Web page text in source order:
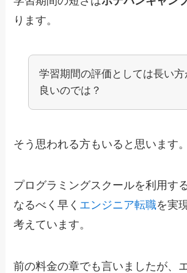
ります。
学習期間の評価としては長い方
良いのでは？
そう思われる方もいると思います。
プログラミングスクールを利用す
なるべく早く エンジニア転職を実
考えています。
前の料金の章でも言いましたが、